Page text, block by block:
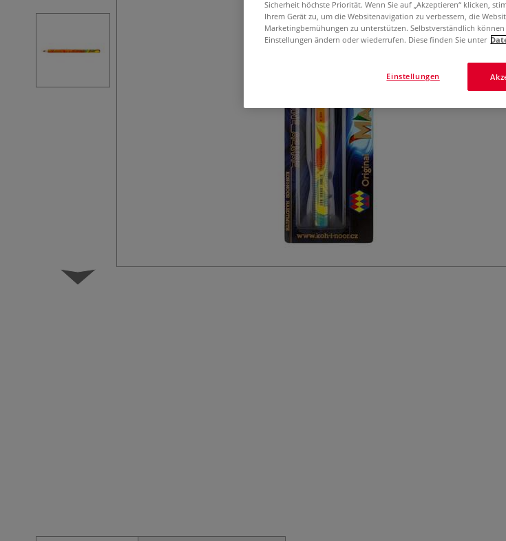
Sicherheit höchste Priorität. Wenn Sie auf „Akzeptieren“ klicken,
Ihrem Gerät zu, um die Websitenavigation zu verbessern, die
Marketingbemühungen zu unterstützen. Selbstverständlich
Einstellungen ändern oder wiederrufen. Diese finden Sie unter
Einstellungen